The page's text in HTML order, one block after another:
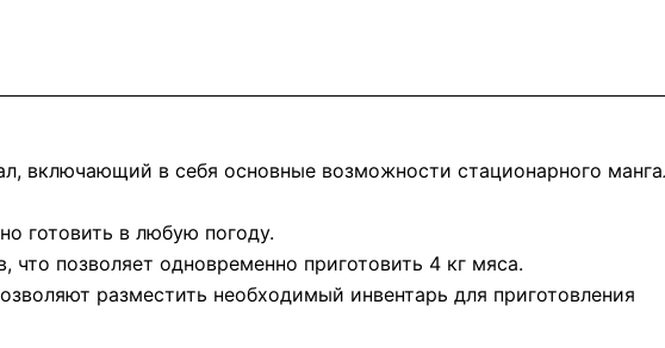
включающий в себя основные возможности стационарного
готовить в любую погоду.
позволяет одновременно приготовить 4 кг мяса.
разместить необходимый инвентарь для приготовления